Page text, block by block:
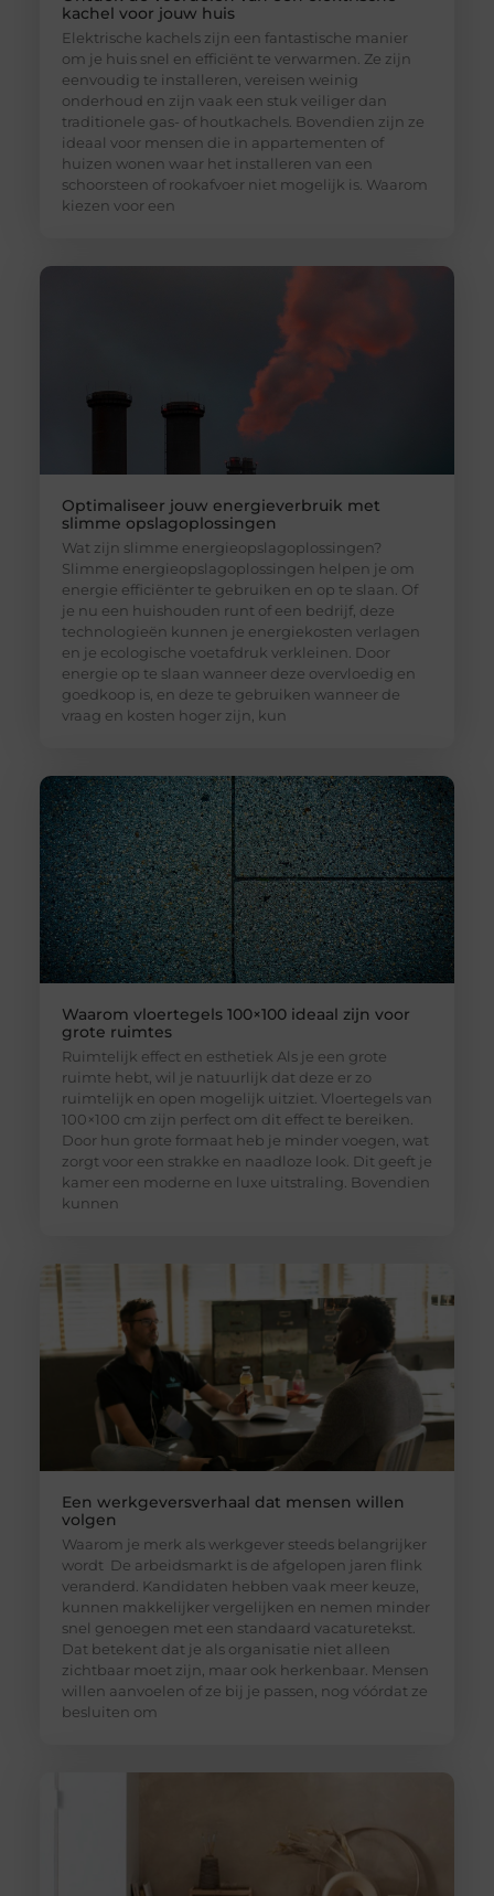
kachel voor jouw huis
Elektrische kachels zijn een fantastische manier
om je huis snel en efficiënt te verwarmen. Ze zijn
eenvoudig te installeren, vereisen weinig
onderhoud en zijn vaak een stuk veiliger dan
traditionele gas- of houtkachels. Bovendien zijn ze
ideaal voor mensen die in appartementen of
huizen wonen waar het installeren van een
schoorsteen of rookafvoer niet mogelijk is. Waarom
kiezen voor een
Optimaliseer jouw energieverbruik met
slimme opslagoplossingen
Wat zijn slimme energieopslagoplossingen?
Slimme energieopslagoplossingen helpen je om
energie efficiënter te gebruiken en op te slaan. Of
je nu een huishouden runt of een bedrijf, deze
technologieën kunnen je energiekosten verlagen
en je ecologische voetafdruk verkleinen. Door
energie op te slaan wanneer deze overvloedig en
goedkoop is, en deze te gebruiken wanneer de
vraag en kosten hoger zijn, kun
Waarom vloertegels 100×100 ideaal zijn voor
grote ruimtes
Ruimtelijk effect en esthetiek Als je een grote
ruimte hebt, wil je natuurlijk dat deze er zo
ruimtelijk en open mogelijk uitziet. Vloertegels van
100×100 cm zijn perfect om dit effect te bereiken.
Door hun grote formaat heb je minder voegen, wat
zorgt voor een strakke en naadloze look. Dit geeft je
kamer een moderne en luxe uitstraling. Bovendien
kunnen
Een werkgeversverhaal dat mensen willen
volgen
Waarom je merk als werkgever steeds belangrijker
wordt De arbeidsmarkt is de afgelopen jaren flink
veranderd. Kandidaten hebben vaak meer keuze,
kunnen makkelijker vergelijken en nemen minder
snel genoegen met een standaard vacaturetekst.
Dat betekent dat je als organisatie niet alleen
zichtbaar moet zijn, maar ook herkenbaar. Mensen
willen aanvoelen of ze bij je passen, nog vóórdat ze
besluiten om